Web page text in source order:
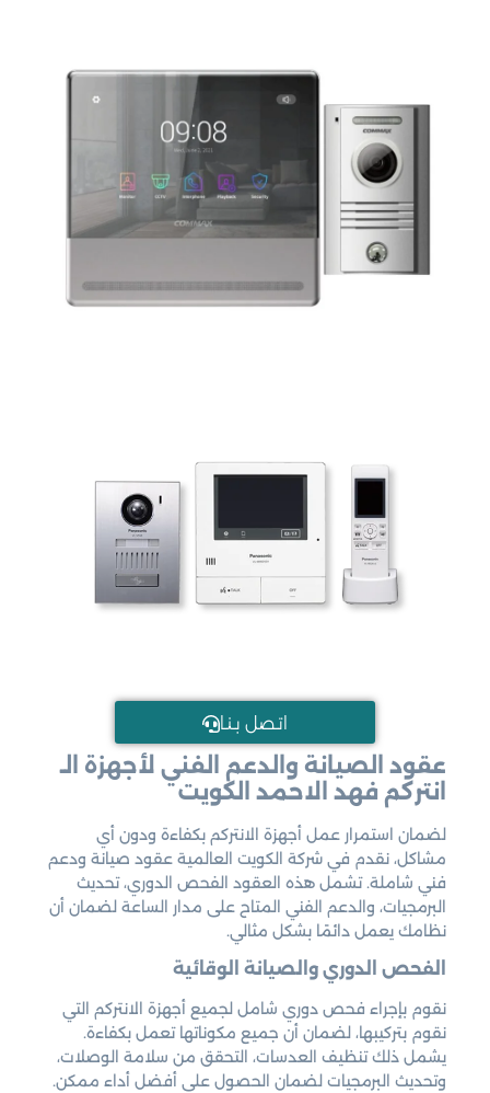
اتـصل بـنـا
عقود الصيانة والدعم الفني لأجهزة الـ
انتركم فهد الاحمد الكويت
لضمان استمرار عمل أجهزة الانتركم بكفاءة ودون أي
مشاكل، نقدم في شركة الكويت العالمية عقود صيانة ودعم
فني شاملة. تشمل هذه العقود الفحص الدوري، تحديث
البرمجيات، والدعم الفني المتاح على مدار الساعة لضمان أن
نظامك يعمل دائمًا بشكل مثالي.
الفحص الدوري والصيانة الوقائية
نقوم بإجراء فحص دوري شامل لجميع أجهزة الانتركم التي
نقوم بتركيبها، لضمان أن جميع مكوناتها تعمل بكفاءة.
يشمل ذلك تنظيف العدسات، التحقق من سلامة الوصلات،
وتحديث البرمجيات لضمان الحصول على أفضل أداء ممكن.